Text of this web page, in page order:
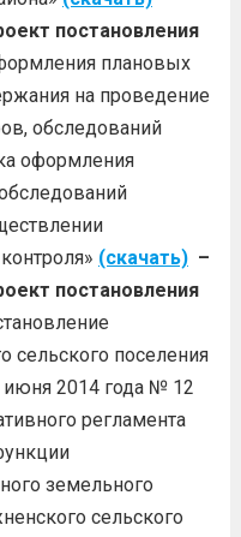
постановления
плановых
на проведение
обследований
оформления
(скачать) –
постановления
сельского поселения
июня 2014 года № 12
регламента
земельного
сельского